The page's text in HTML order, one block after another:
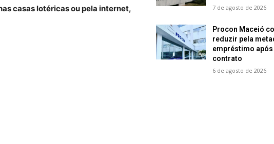
casas lotéricas ou pela internet,
7 de agosto de 2026
Procon Maceió
reduzir pela
empréstimo
contrato
6 de agosto de 2026